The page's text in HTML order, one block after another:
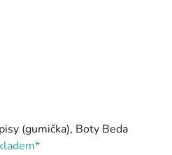
(gumička), Boty Beda